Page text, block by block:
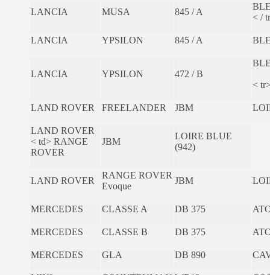
LANCIA MUSA 845 / A
< /
LANCIA YPSILON 845 / A
LANCIA YPSILON 472 / B
<
LAND ROVER FREELANDER JBM
LAND ROVER
< td> RANGE
ROVER
JBM
LOIRE BLUE
(942)
LAND ROVER
RANGE ROVER
Evoque
JBM
MERCEDES CLASSE A DB 375
MERCEDES CLASSE B DB 375
MERCEDES GLA DB 890